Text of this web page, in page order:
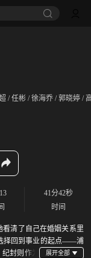
/ 任彬 / 徐海乔 / 郭晓婷 /
41分42秒
时间
看清了自己在婚姻关系里
择回到事业的起点——浦
封则作为